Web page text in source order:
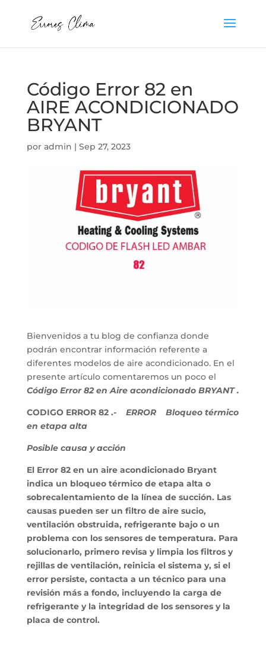
Código Error 82 en
AIRE ACONDICIONADO
BRYANT
por admin | Sep 27, 2023
Bienvenidos a tu blog de confianza donde
podrán encontrar información referente a
diferentes modelos de aire acondicionado. En el
presente artículo comentaremos un poco el
Código Error 82 en Aire acondicionado BRYANT .
CODIGO ERROR 82 .-
ERROR Bloqueo térmico
en etapa alta
Posible causa y acción
El Error 82 en un aire acondicionado Bryant
indica un bloqueo térmico de etapa alta o
sobrecalentamiento de la línea de succión. Las
causas pueden ser un filtro de aire sucio,
ventilación obstruida, refrigerante bajo o un
problema con los sensores de temperatura. Para
solucionarlo, primero revisa y limpia los filtros y
rejillas de ventilación, reinicia el sistema y, si el
error persiste, contacta a un técnico para una
revisión más a fondo, incluyendo la carga de
refrigerante y la integridad de los sensores y la
placa de control.